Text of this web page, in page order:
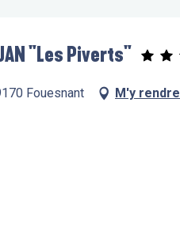
"Les Piverts"
Fouesnant M'y rendre